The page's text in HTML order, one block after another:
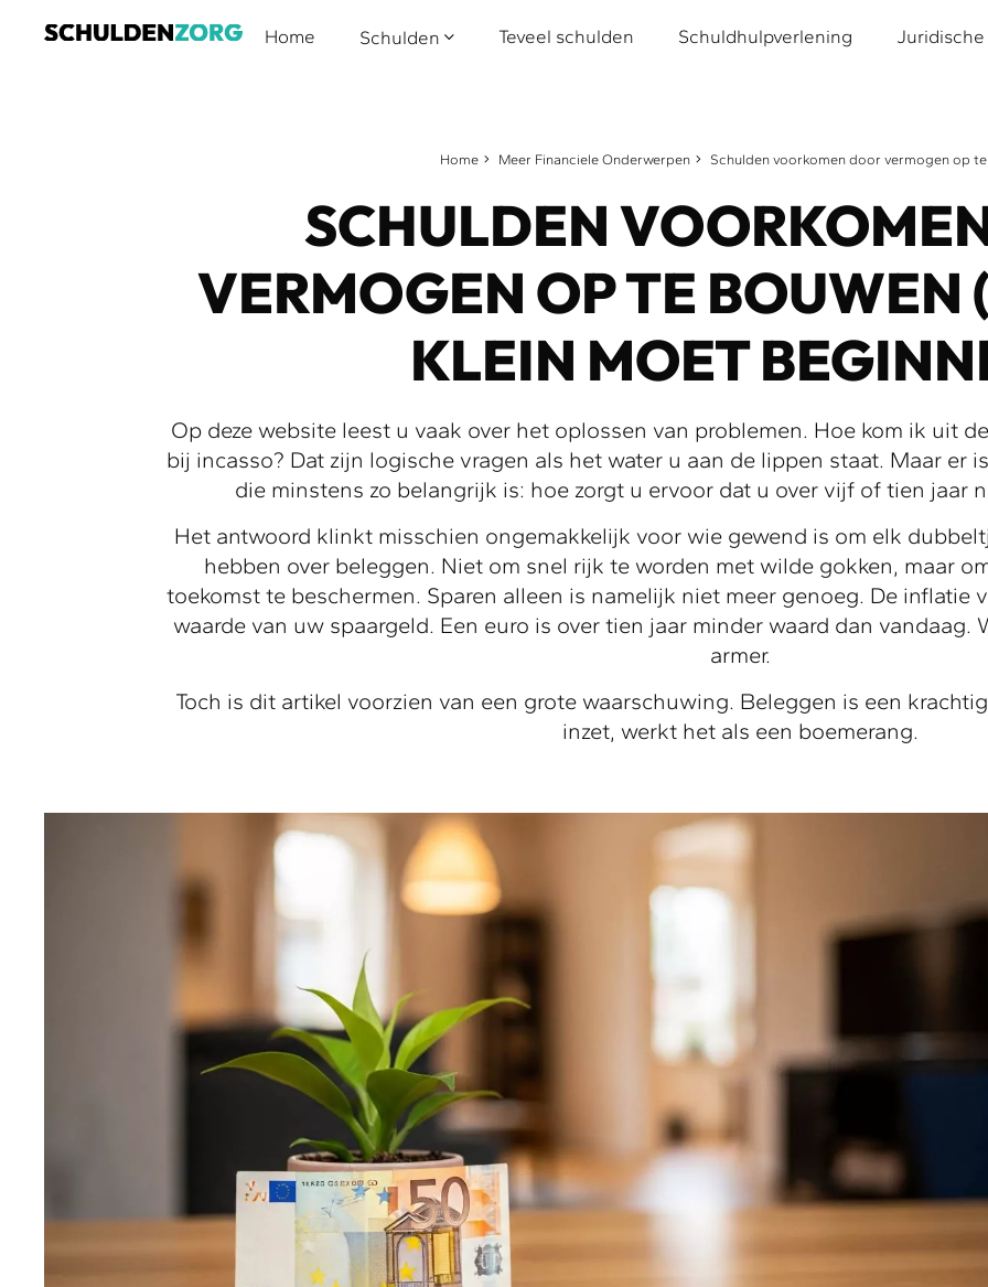
Home Schulden Teveel schulden Schuldhulpverlening
Home Meer Financiele Onderwerpen Schulden voorkomen door vermogen op
SCHULDEN
VERMOGEN OP TE BOUWEN
KLEIN MOET
Op deze website leest u vaak over het oplossen van problemen. Hoe kom ik uit
bij incasso? Dat zijn logische vragen als het water u aan de lippen staat. Maar er
die minstens zo belangrijk is: hoe zorgt u ervoor dat u over vijf of tien jaar
Het antwoord klinkt misschien ongemakkelijk voor wie gewend is om elk
hebben over beleggen. Niet om snel rijk te worden met wilde gokken, maar
toekomst te beschermen. Sparen alleen is namelijk niet meer genoeg. De inflatie
waarde van uw spaargeld. Een euro is over tien jaar minder waard dan
armer.
Toch is dit artikel voorzien van een grote waarschuwing. Beleggen is een
inzet, werkt het als een boemerang.